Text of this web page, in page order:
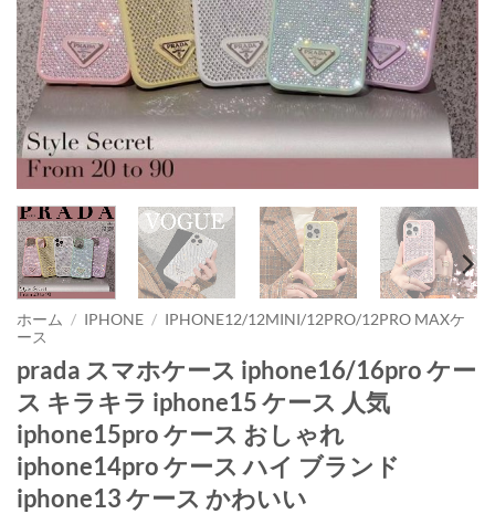
ホーム / IPHONE / IPHONE12/12MINI/12PRO/12PRO MAXケ
ース
prada スマホケース iphone16/16pro ケー
ス キラキラ iphone15 ケース 人気
iphone15pro ケース おしゃれ
iphone14pro ケース ハイ ブランド
iphone13 ケース かわいい